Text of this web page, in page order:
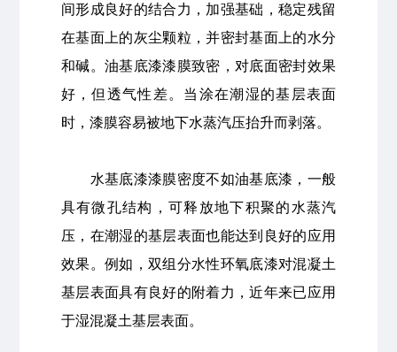
间形成良好的结合力，加强基础，稳定残留
在基面上的灰尘颗粒，并密封基面上的水分
和碱。油基底漆漆膜致密，对底面密封效果
好，但透气性差。当涂在潮湿的基层表面
时，漆膜容易被地下水蒸汽压抬升而剥落。
水基底漆漆膜密度不如油基底漆，一般
具有微孔结构，可释放地下积聚的水蒸汽
压，在潮湿的基层表面也能达到良好的应用
效果。例如，双组分水性环氧底漆对混凝土
基层表面具有良好的附着力，近年来已应用
于湿混凝土基层表面。